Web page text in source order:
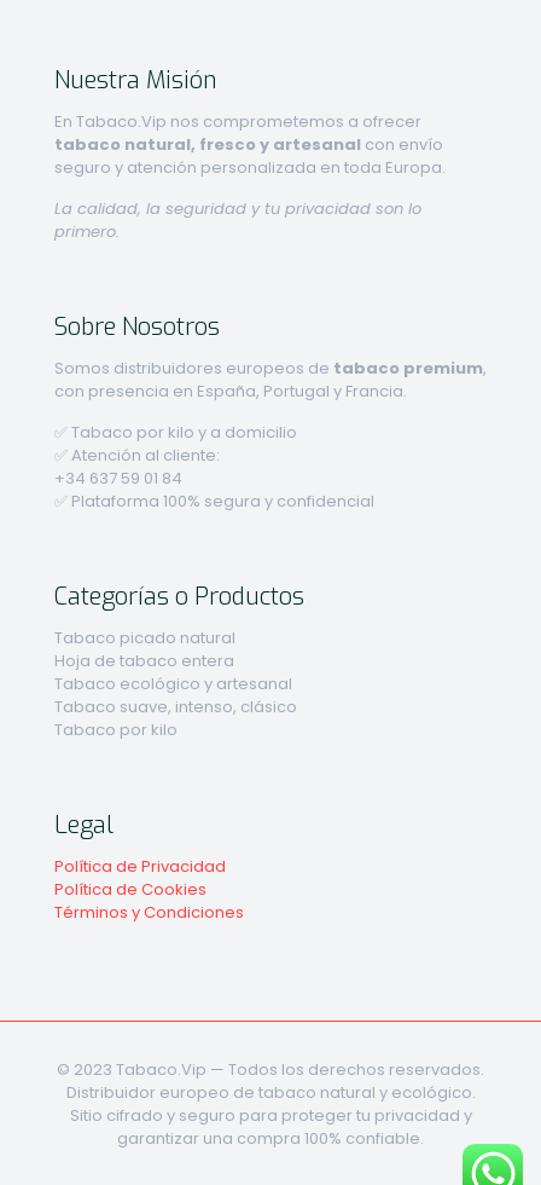
Nuestra Misión
En Tabaco.Vip nos comprometemos a ofrecer
tabaco natural, fresco y artesanal con envío
seguro y atención personalizada en toda Europa.
La calidad, la seguridad y tu privacidad son lo
primero.
Sobre Nosotros
Somos distribuidores europeos de tabaco premium,
con presencia en España, Portugal y Francia.
✅ Tabaco por kilo y a domicilio
✅ Atención al cliente:
+34 637 59 01 84
✅ Plataforma 100% segura y confidencial
Categorías o Productos
Tabaco picado natural
Hoja de tabaco entera
Tabaco ecológico y artesanal
Tabaco suave, intenso, clásico
Tabaco por kilo
Legal
Política de Privacidad
Política de Cookies
Términos y Condiciones
© 2023 Tabaco.Vip — Todos los derechos reservados.
Distribuidor europeo de tabaco natural y ecológico.
Sitio cifrado y seguro para proteger tu privacidad y
garantizar una compra 100% confiable.